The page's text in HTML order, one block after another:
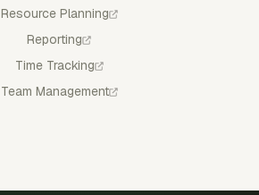
Resource Planning
Reporting
Time Tracking
Team Management